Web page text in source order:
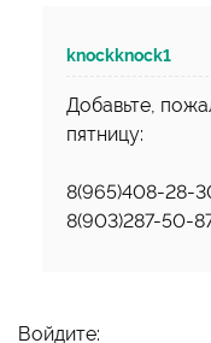
knockknock1
Добавьте,
пятницу:
8(965)408-28-
8(903)287-50-
Войдите: